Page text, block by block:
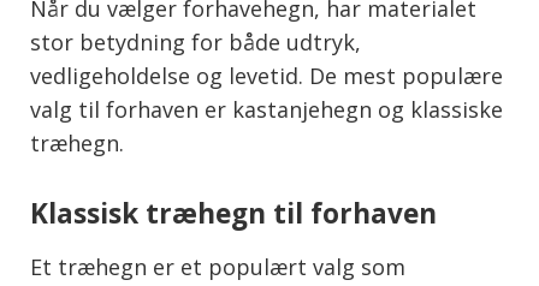
Når du vælger forhavehegn, har materialet
stor betydning for både udtryk,
vedligeholdelse og levetid. De mest populære
valg til forhaven er kastanjehegn og klassiske
træhegn.
Klassisk træhegn til forhaven
Et træhegn er et populært valg som